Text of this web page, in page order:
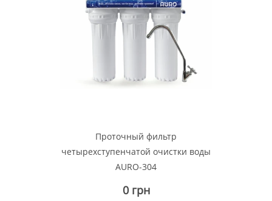
Проточный фильтр
четырехступенчатой очистки воды
AURO-304
0 грн